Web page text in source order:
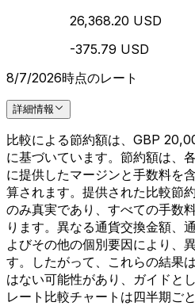
26,368.20 USD
-375.79 USD
8/7/2026時点のレート
詳細情報
比較による節約額は、GBP
に基づいています。節約額は、
に提供したマージンと手数料を
算されます。提供された比較節
のみ真実であり、すべての手数
ります。異なる通貨交換金額、
よびその他の個別要因により、
す。したがって、これらの結果
はない可能性があり、ガイドと
レート比較チャートは四半期ご